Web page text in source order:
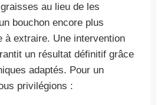
au lieu de les
bouchon encore plus
à extraire. Une intervention
un résultat définitif grâce
adaptés. Pour un
privilégions :